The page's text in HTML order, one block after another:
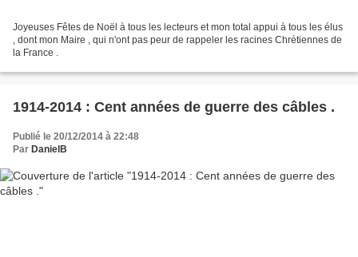
Joyeuses Fêtes de Noël à tous les lecteurs et mon total appui à tous les élus
, dont mon Maire , qui n'ont pas peur de rappeler les racines Chrétiennes de
la France .
1914-2014 : Cent années de guerre des câbles .
Publié le 20/12/2014 à 22:48
Par DanielB